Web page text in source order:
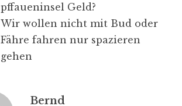
pffaueninsel Geld?
Wir wollen nicht mit Bud oder
Fähre fahren nur spazieren
gehen
Bernd